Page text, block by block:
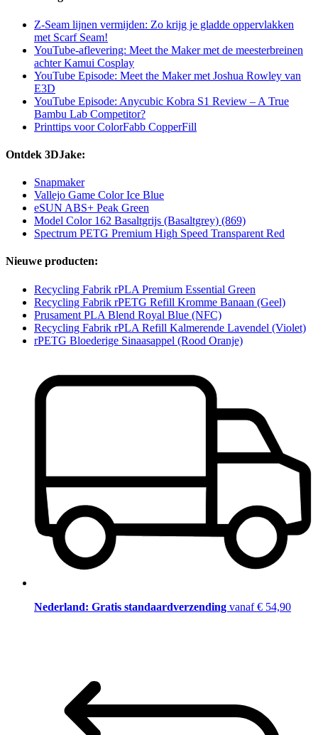
Z-Seam lijnen vermijden: Zo krijg je gladde oppervlakken
met Scarf Seam!
YouTube-aflevering: Meet the Maker met de meesterbreinen
achter Kamui Cosplay
YouTube Episode: Meet the Maker met Joshua Rowley van
E3D
YouTube Episode: Anycubic Kobra S1 Review – A True
Bambu Lab Competitor?
Printtips voor ColorFabb CopperFill
Ontdek 3DJake:
Snapmaker
Vallejo Game Color Ice Blue
eSUN ABS+ Peak Green
Model Color 162 Basaltgrijs (Basaltgrey) (869)
Spectrum PETG Premium High Speed Transparent Red
Nieuwe producten:
Recycling Fabrik rPLA Premium Essential Green
Recycling Fabrik rPETG Refill Kromme Banaan (Geel)
Prusament PLA Blend Royal Blue (NFC)
Recycling Fabrik rPLA Refill Kalmerende Lavendel (Violet)
rPETG Bloederige Sinaasappel (Rood Oranje)
Nederland: Gratis standaardverzending vanaf € 54,90